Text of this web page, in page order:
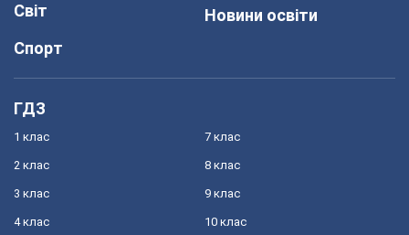
Світ
Спорт
Новини освіти
ГДЗ
1 клас
2 клас
3 клас
4 клас
7 клас
8 клас
9 клас
10 клас